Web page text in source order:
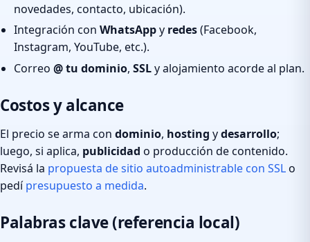
novedades, contacto, ubicación).
Integración con WhatsAppy redes(Facebook,
Instagram, YouTube, etc.).
Correo @ tu dominio, SSLy alojamiento acorde al plan.
Costos y alcance
El precio se arma con dominio, hosting ydesarrollo;
luego, si aplica, publicidad o producción de contenido.
Revisá la propuesta de sitio autoadministrable con SSLo
pedípresupuesto a medida.
Palabras clave (referencia local)